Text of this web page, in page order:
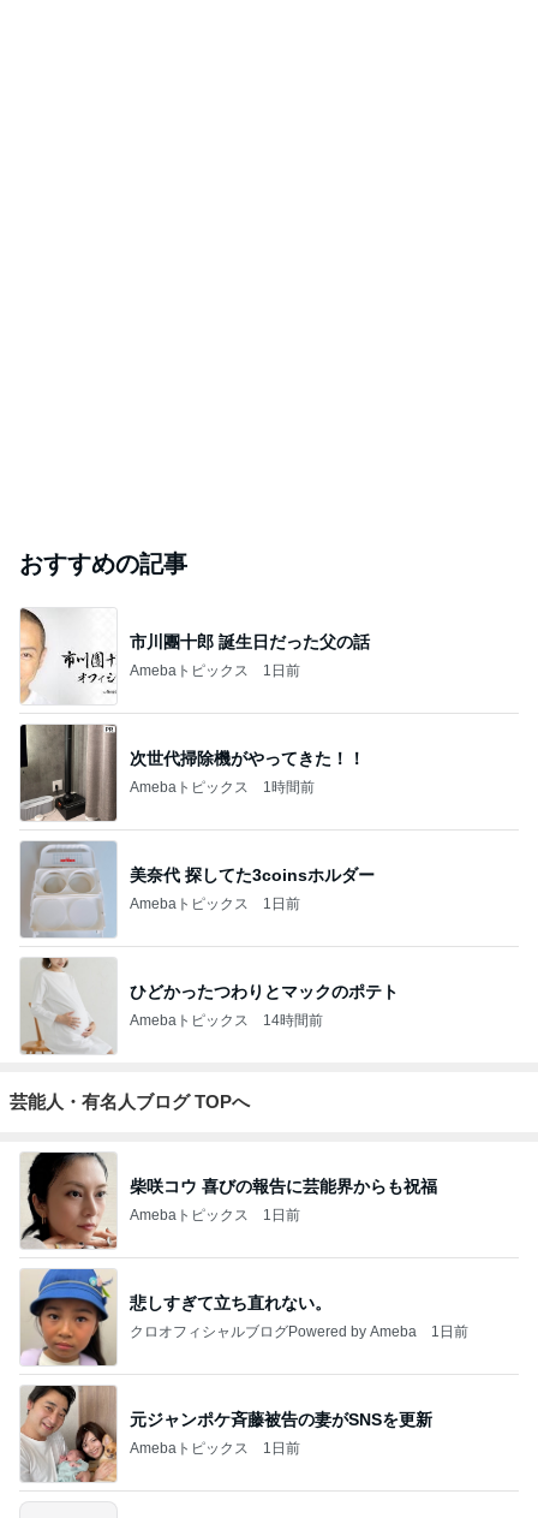
おすすめの記事
市川團十郎 誕生日だった父の話
Amebaトピックス 1日前
次世代掃除機がやってきた！！
Amebaトピックス 1時間前
美奈代 探してた3coinsホルダー
Amebaトピックス 1日前
ひどかったつわりとマックのポテト
Amebaトピックス 14時間前
芸能人・有名人ブログ TOPへ
柴咲コウ 喜びの報告に芸能界からも祝福
Amebaトピックス 1日前
悲しすぎて立ち直れない。
クロオフィシャルブログPowered by Ameba 1日前
元ジャンポケ斉藤被告の妻がSNSを更新
Amebaトピックス 1日前